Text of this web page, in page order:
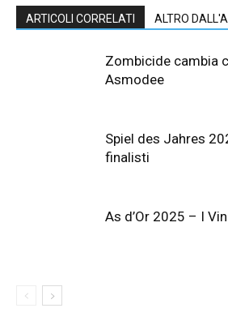
ARTICOLI CORRELATI ALTRO
Zombicide cambia
Asmodee
Spiel des Jahres
finalisti
As d’Or 2025 – I